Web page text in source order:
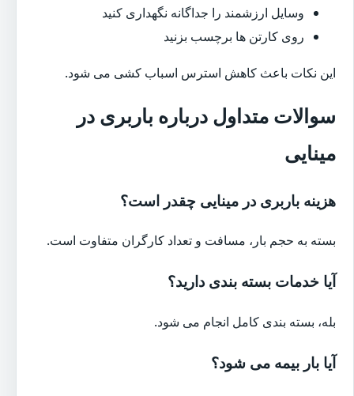
وسایل ارزشمند را جداگانه نگهداری کنید
روی کارتن ها برچسب بزنید
این نکات باعث کاهش استرس اسباب کشی می شود.
سوالات متداول درباره باربری در
مینایی
هزینه باربری در مینایی چقدر است؟
بسته به حجم بار، مسافت و تعداد کارگران متفاوت است.
آیا خدمات بسته بندی دارید؟
بله، بسته بندی کامل انجام می شود.
آیا بار بیمه می شود؟